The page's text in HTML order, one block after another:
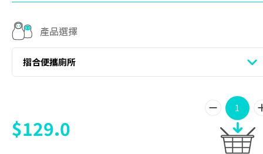
產品選擇
摺合便攜廁所
$129.0